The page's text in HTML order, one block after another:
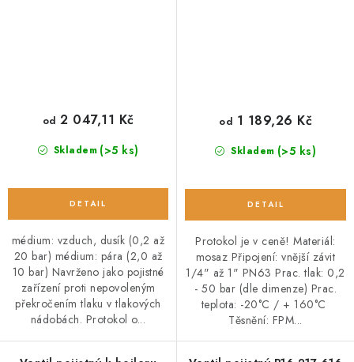
Skladem (>5 ks)
od 2 047,11 Kč
médium: vzduch, dusík (0,2 až
20 bar) médium: pára (2,0 až
10 bar) Navrženo jako pojistné
zařízení proti nepovoleným
překročením tlaku v tlakových
nádobách. Protokol o...
Skladem (>5 ks)
od 1 189,26 Kč
Protokol je v ceně! Materiál:
mosaz Připojení: vnější závit
1/4" až 1" PN63 Prac. tlak: 0,2
- 50 bar (dle dimenze) Prac.
teplota: -20°C / + 160°C
Těsnění: FPM...